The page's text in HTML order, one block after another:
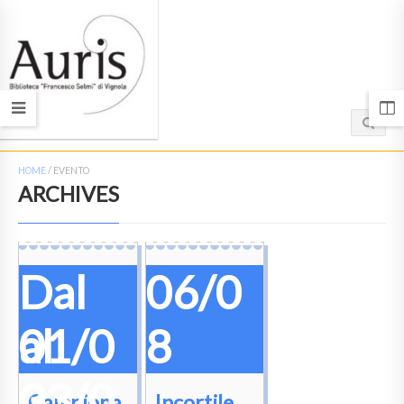
HOME/ EVENTO
ARCHIVES
Dal
01/0
al
06/0
8